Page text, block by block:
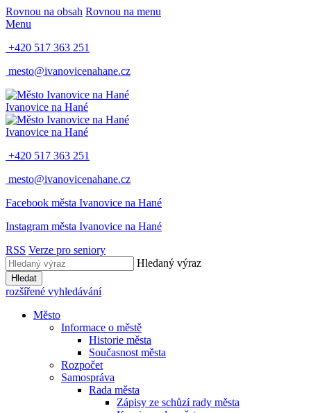
Rovnou na obsah Rovnou na menu
Menu
+420 517 363 251
mesto@ivanovicenahane.cz
Ivanovice na Hané
Ivanovice na Hané
+420 517 363 251
mesto@ivanovicenahane.cz
Facebook města Ivanovice na Hané
Instagram města Ivanovice na Hané
RSS Verze pro seniory
Hledaný výraz
Hledat
rozšířené vyhledávání
Město
Informace o městě
Historie města
Současnost města
Rozpočet
Samospráva
Rada města
Zápisy ze schůzí rady města